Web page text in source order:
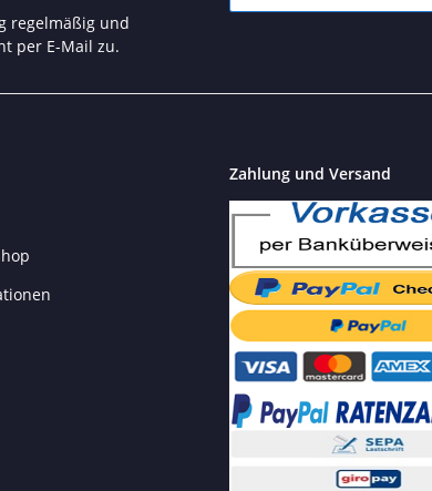
regelmäßig und
per E-Mail zu.
Zahlung und Versand